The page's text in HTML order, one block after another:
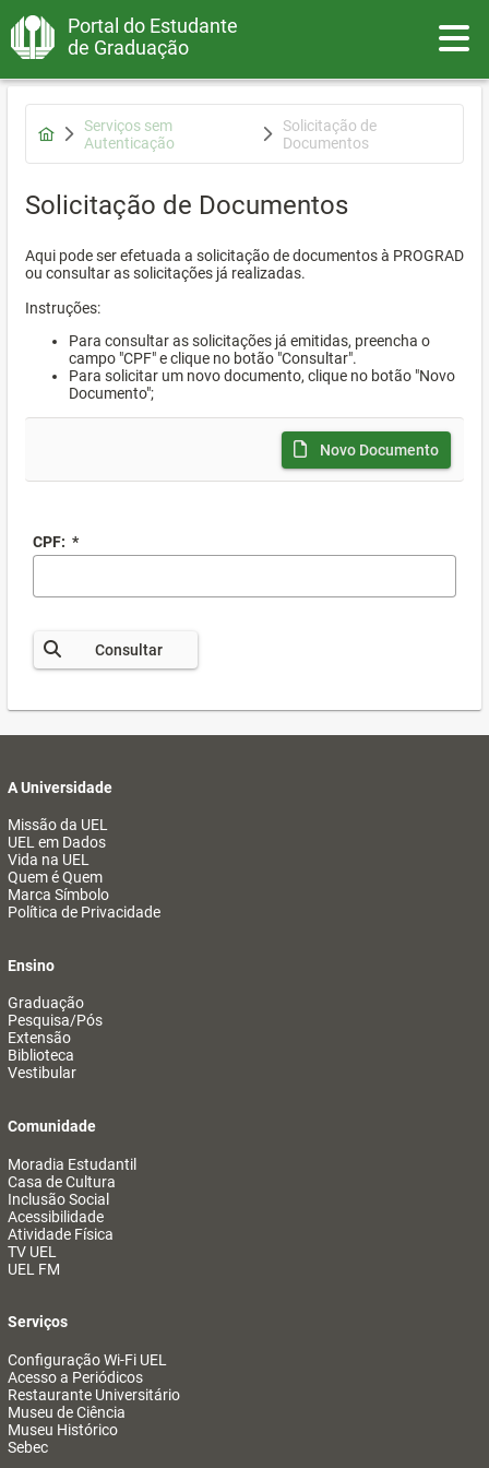
Portal do Estudante
de Graduação
Serviços sem
Autenticação
Solicitação de
Documentos
Solicitação de Documentos
Aqui pode ser efetuada a solicitação de documentos à PROGRAD
ou consultar as solicitações já realizadas.
Instruções:
Para consultar as solicitações já emitidas, preencha o
campo "CPF" e clique no botão "Consultar".
Para solicitar um novo documento, clique no botão "Novo
Documento";
Novo Documento
CPF: *
Consultar
A Universidade
Missão da UEL
UEL em Dados
Vida na UEL
Quem é Quem
Marca Símbolo
Política de Privacidade
Ensino
Graduação
Pesquisa/Pós
Extensão
Biblioteca
Vestibular
Comunidade
Moradia Estudantil
Casa de Cultura
Inclusão Social
Acessibilidade
Atividade Física
TV UEL
UEL FM
Serviços
Configuração Wi-Fi UEL
Acesso a Periódicos
Restaurante Universitário
Museu de Ciência
Museu Histórico
Sebec